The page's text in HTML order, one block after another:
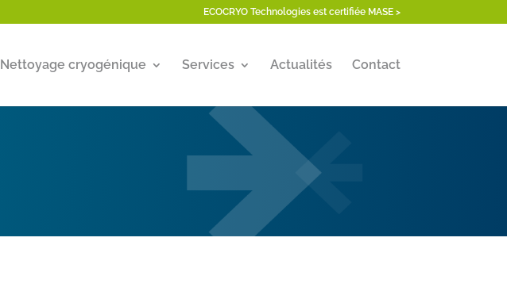
ECOCRYO Technologies est certifiée MASE >
Nettoyage cryogénique Services Actualités Contact